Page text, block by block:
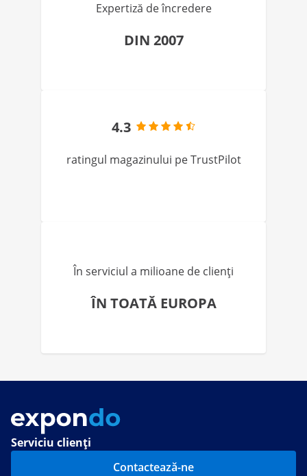
Expertiză de încredere
DIN 2007
4.3
ratingul magazinului pe TrustPilot
În serviciul a milioane de clienți
ÎN TOATĂ EUROPA
Serviciu clienți
Contactează-ne